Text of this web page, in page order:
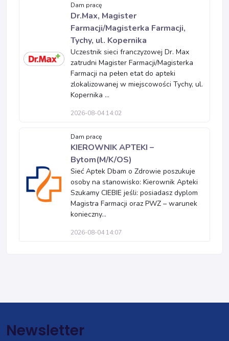
Dam pracę
Dr.Max, Magister
Farmacji/Magisterka Farmacji,
Tychy, ul. Kopernika
Uczestnik sieci franczyzowej Dr. Max
zatrudni Magister Farmacji/Magisterka
Farmacji na pełen etat do apteki
zlokalizowanej w miejscowości Tychy, ul.
Kopernika ...
2026-08-04 14:02
Dam pracę
KIEROWNIK APTEKI –
Bytom(M/K/OS)
Sieć Aptek Dbam o Zdrowie poszukuje
osoby na stanowisko: Kierownik Apteki
Szukamy CIEBIE jeśli: posiadasz dyplom
Magistra Farmacji oraz PWZ – warunek
konieczny...
2026-08-04 14:07
Newsletter